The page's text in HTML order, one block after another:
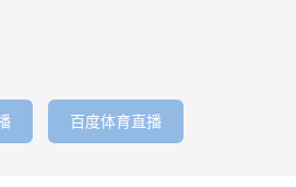
百度体育直播